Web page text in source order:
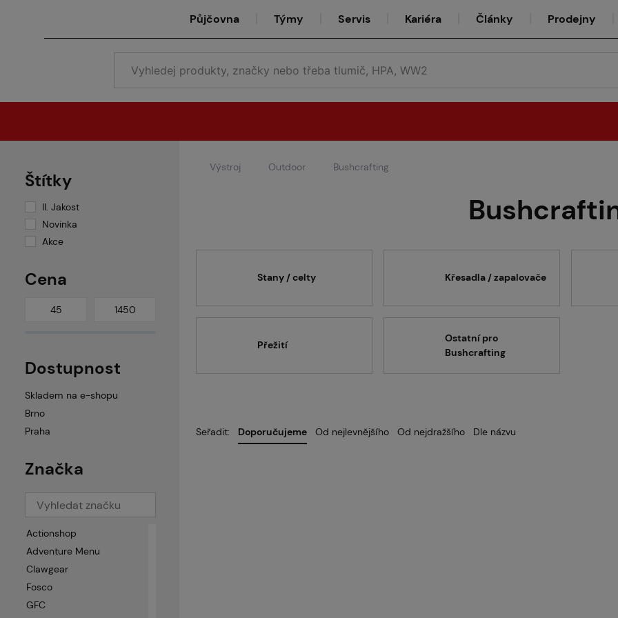
Půjčovna Týmy Servis Kariéra Články Prodejny
Štítky
II. Jakost
Novinka
Akce
Cena
Dostupnost
Skladem na e-shopu
Brno
Praha
Značka
Actionshop
Adventure Menu
Clawgear
Fosco
GFC
Výstroj Outdoor Bushcrafting
Stany / celty Křesadla / zapalovače
Přežití
Ostatní pro
Bushcrafting
Seřadit: Doporučujeme Od nejlevnějšího Od nejdražšího Dle názvu